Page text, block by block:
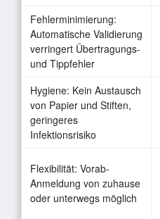
Fehlerminimierung:
Automatische Validierung
verringert Übertragungs-
und Tippfehler
Hygiene: Kein Austausch
von Papier und Stiften,
geringeres
Infektionsrisiko
Flexibilität: Vorab-
Anmeldung von zuhause
oder unterwegs möglich